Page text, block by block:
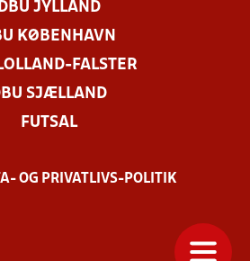
DBU JYLLAND
KØBENHAVN
FALSTER
SJÆLLAND
FUTSAL
OG PRIVATLIVS-POLITIK